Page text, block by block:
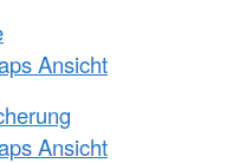
Ansicht
Ansicht